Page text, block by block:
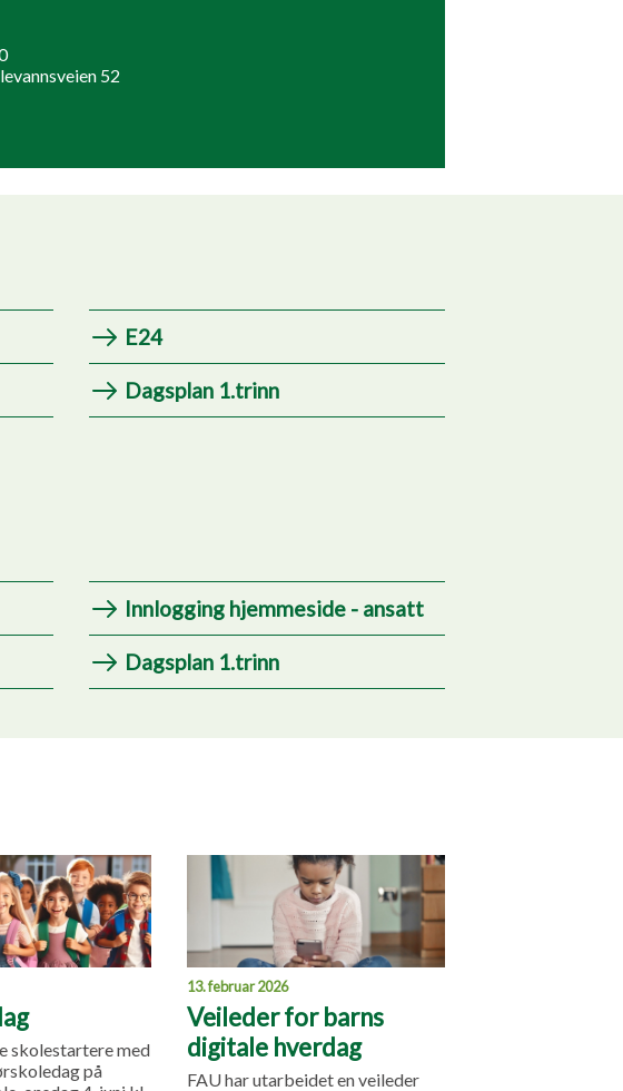
52
E24
Dagsplan 1.trinn
Innlogging hjemmeside - ansatt
Dagsplan 1.trinn
skolestartere med
på
13. februar 2026
Veileder for barns
digitale hverdag
FAU har utarbeidet en veileder